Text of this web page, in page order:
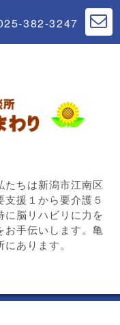
382-3247
たちは新潟市江南区
援１から要介護５
脳リハビリに力を
お手伝いします。亀
あります。